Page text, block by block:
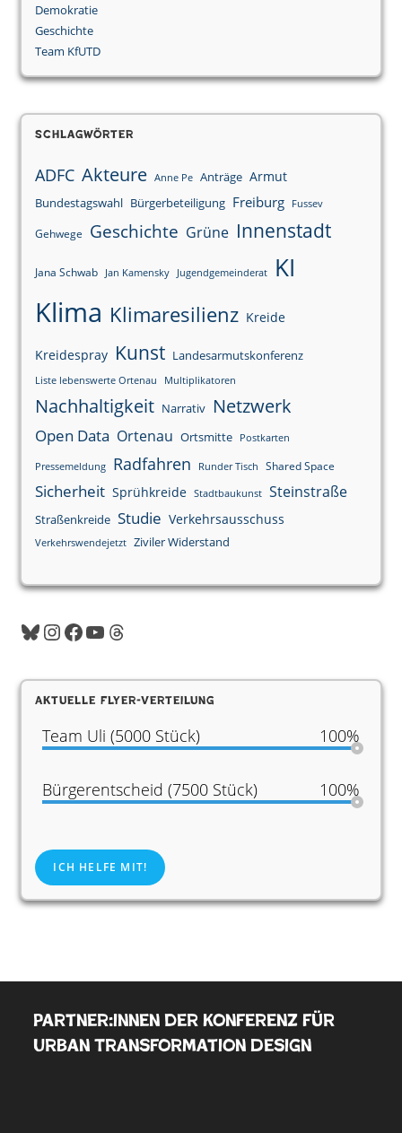
Demokratie
Geschichte
Team KfUTD
Schlagwörter
ADFC Akteure Anne Pe Anträge Armut
Bundestagswahl Bürgerbeteiligung Freiburg Fussev
Gehwege Geschichte Grüne Innenstadt
Jana Schwab Jan Kamensky Jugendgemeinderat KI
Klima Klimaresilienz Kreide
Kreidespray Kunst Landesarmutskonferenz
Liste lebenswerte Ortenau Multiplikatoren
Nachhaltigkeit Narrativ Netzwerk
Open Data Ortenau Ortsmitte Postkarten
Pressemeldung Radfahren Runder Tisch Shared Space
Sicherheit Sprühkreide Stadtbaukunst Steinstraße
Straßenkreide Studie Verkehrsausschuss
Verkehrswendejetzt Ziviler Widerstand
Aktuelle Flyer-Verteilung
Team Uli (5000 Stück) 100%
Bürgerentscheid (7500 Stück) 100%
ICH HELFE MIT!
Partner:innen der Konferenz für
Urban Transformation Design